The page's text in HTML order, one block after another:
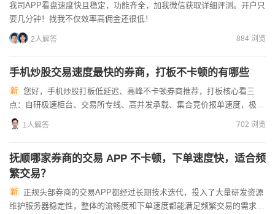
我司APP看盘速度快且稳定，功能齐全，加我微信获取详细评测。开户只
要几分钟！找我不仅效率高佣金还很低！
2人解答 884 浏览
手机炒股交易速度最快的券商，打板不卡顿的有哪些
点：自研极速柜台、交易所专线、高并发承载、集合竞价报单速度，极端
放量行情、涨停封单拥挤时不卡顿、撤单重挂响应快，下面分梯队整理...
1人解答 702 浏览
抚顺哪家券商的交易 APP 不卡顿，下单速度快，适合频
繁交易？
维护服务器稳定性，整体的流畅度和下单速度都能满足频繁交易的需求，